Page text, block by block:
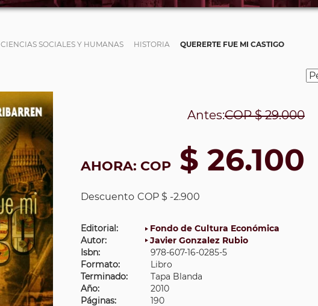
CIENCIAS SOCIALES Y HUMANAS HISTORIA QUERERTE FUE MI CASTIGO
Antes:COP$ 29.000
AHORA: COP $ 26.100
Descuento COP $ -2.900
Editorial:
Fondo de Cultura Económica
Autor:
Javier Gonzalez Rubio
Isbn:
978-607-16-0285-5
Formato:
Libro
Terminado:
Tapa Blanda
Año:
2010
Páginas:
190